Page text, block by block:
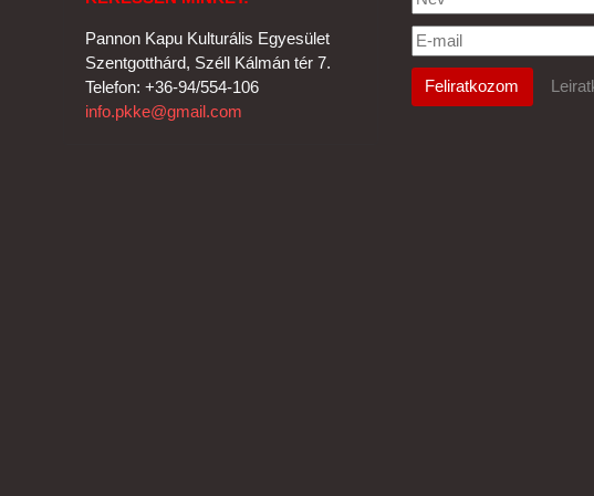
Pannon Kapu Kulturális Egyesület
Szentgotthárd, Széll Kálmán tér 7.
Telefon: +36-94/554-106
info.pkke@gmail.com